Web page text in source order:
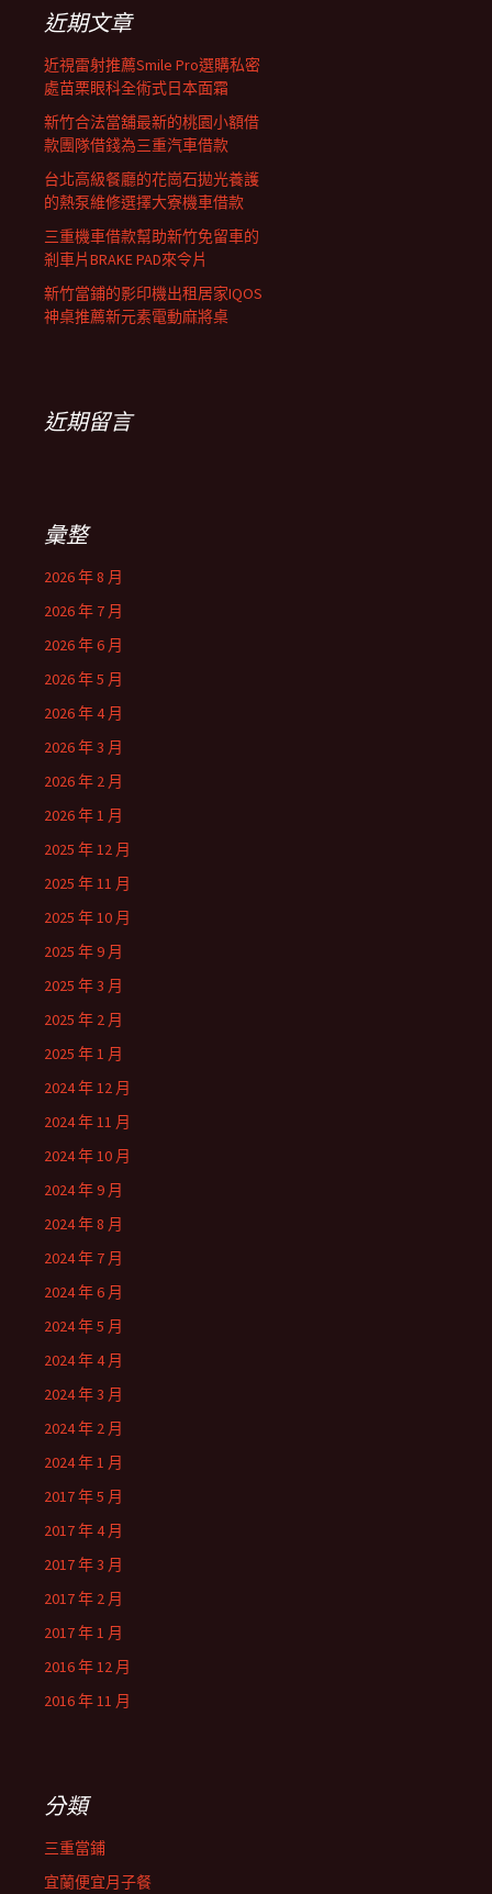
列近期文章
近視雷射推薦Smile Pro選購私密
處苗栗眼科全術式日本面霜
新竹合法當舖最新的桃園小額借
款團隊借錢為三重汽車借款
台北高級餐廳的花崗石拋光養護
的熱泵維修選擇大寮機車借款
三重機車借款幫助新竹免留車的
剎車片BRAKE PAD來令片
新竹當鋪的影印機出租居家IQOS
神桌推薦新元素電動麻將桌
近期留言
彙整
2026 年 8 月
2026 年 7 月
2026 年 6 月
2026 年 5 月
2026 年 4 月
2026 年 3 月
2026 年 2 月
2026 年 1 月
2025 年 12 月
2025 年 11 月
2025 年 10 月
2025 年 9 月
2025 年 3 月
2025 年 2 月
2025 年 1 月
2024 年 12 月
2024 年 11 月
2024 年 10 月
2024 年 9 月
2024 年 8 月
2024 年 7 月
2024 年 6 月
2024 年 5 月
2024 年 4 月
2024 年 3 月
2024 年 2 月
2024 年 1 月
2017 年 5 月
2017 年 4 月
2017 年 3 月
2017 年 2 月
2017 年 1 月
2016 年 12 月
2016 年 11 月
分類
三重當鋪
宜蘭便宜月子餐